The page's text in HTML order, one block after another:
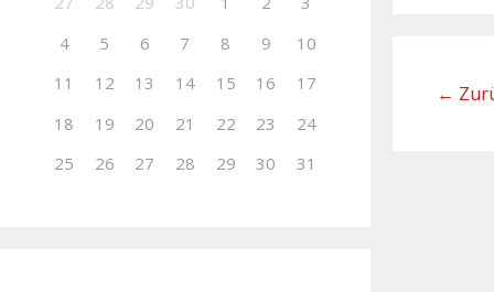
←
4
5 6 7 8 9
10
11
12 13 14 15 16
17
18
19 20 21 22 23
24
25
26 27 28 29 30 31